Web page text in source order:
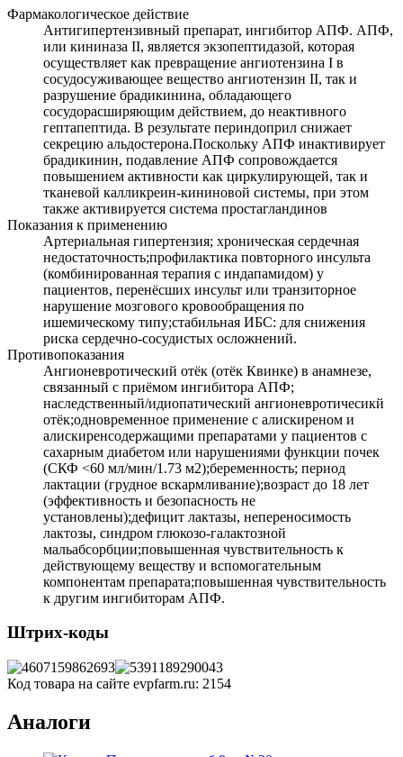
Фармакологическое действие
Антигипертензивный препарат, ингибитор АПФ. АПФ,
или кининаза II, является экзопептидазой, которая
осуществляет как превращение ангиотензина I в
сосудосуживающее вещество ангиотензин II, так и
разрушение брадикинина, обладающего
сосудорасширяющим действием, до неактивного
гептапептида. В результате периндоприл снижает
секрецию альдостерона.Поскольку АПФ инактивирует
брадикинин, подавление АПФ сопровождается
повышением активности как циркулирующей, так и
тканевой калликреин-кининовой системы, при этом
также активируется система простагландинов
Показания к применению
Артериальная гипертензия; хроническая сердечная
недостаточность;профилактика повторного инсульта
(комбинированная терапия с индапамидом) у
пациентов, перенёсших инсульт или транзиторное
нарушение мозгового кровообращения по
ишемическому типу;стабильная ИБС: для снижения
риска сердечно-сосудистых осложнений.
Противопоказания
Ангионевротический отёк (отёк Квинке) в анамнезе,
связанный с приёмом ингибитора АПФ;
наследственный/идиопатический ангионевротичесикй
отёк;одновременное применение с алискиреном и
алискиренсодержащими препаратами у пациентов с
сахарным диабетом или нарушениями функции почек
(СКФ <60 мл/мин/1.73 м2);беременность; период
лактации (грудное вскармливание);возраст до 18 лет
(эффективность и безопасность не
установлены);дефицит лактазы, непереносимость
лактозы, синдром глюкозо-галактозной
мальабсорбции;повышенная чувствительность к
действующему веществу и вспомогательным
компонентам препарата;повышенная чувствительность
к другим ингибиторам АПФ.
Штрих-коды
Код товара на сайте evpfarm.ru: 2154
Аналоги